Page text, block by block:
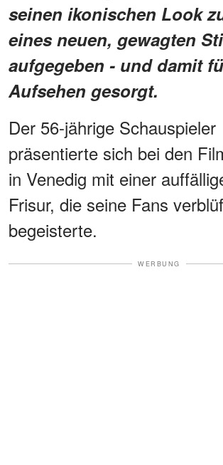
seinen ikonischen Look
eines neuen, gewagten
aufgegeben - und damit
Aufsehen gesorgt.
Der 56-jährige Schauspieler
präsentierte sich bei den
in Venedig mit einer
Frisur, die seine Fans
begeisterte.
WERBUNG